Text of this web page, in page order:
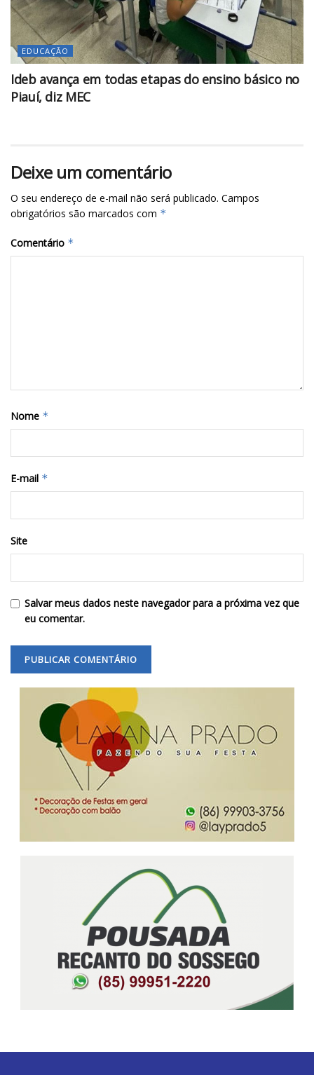
EDUCAÇÃO
Ideb avança em todas etapas do ensino básico no
Piauí, diz MEC
Deixe um comentário
O seu endereço de e-mail não será publicado. Campos
obrigatórios são marcados com *
Comentário *
Nome *
E-mail *
Site
Salvar meus dados neste navegador para a próxima vez que
eu comentar.